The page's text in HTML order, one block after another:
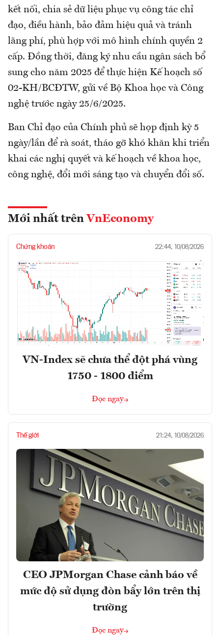
kết nối, chia sẻ dữ liệu phục vụ công tác chỉ
đạo, điều hành, bảo đảm hiệu quả và tránh
lãng phí, phù hợp với mô hình chính quyền 2
cấp. Đồng thời, đăng ký nhu cầu ngân sách bổ
sung cho năm 2025 để thực hiện Kế hoạch số
02-KH/BCĐTW, gửi về Bộ Khoa học và Công
nghệ trước ngày 25/6/2025.
Ban Chỉ đạo của Chính phủ sẽ họp định kỳ 5
ngày/lần để rà soát, tháo gỡ khó khăn khi triển
khai các nghị quyết và kế hoạch về khoa học,
công nghệ, đổi mới sáng tạo và chuyển đổi số.
Mới nhất trên VnEconomy
Chứng khoán 22:44, 10/08/2026
VN-Index sẽ chưa thể đột phá vùng
1750 - 1800 điểm
Đọc ngay
Thế giới 21:24, 10/08/2026
CEO JPMorgan Chase cảnh báo về
mức độ sử dụng đòn bẩy lớn trên thị
trường
Đọc ngay